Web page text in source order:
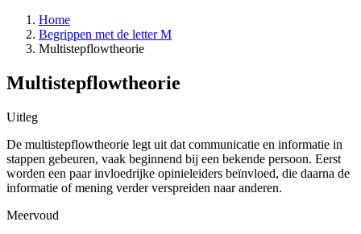
Home
Begrippen met de letter M
Multistepflowtheorie
Multistepflowtheorie
Uitleg
De multistepflowtheorie legt uit dat communicatie en informatie in
stappen gebeuren, vaak beginnend bij een bekende persoon. Eerst
worden een paar invloedrijke opinieleiders beïnvloed, die daarna de
informatie of mening verder verspreiden naar anderen.
Meervoud